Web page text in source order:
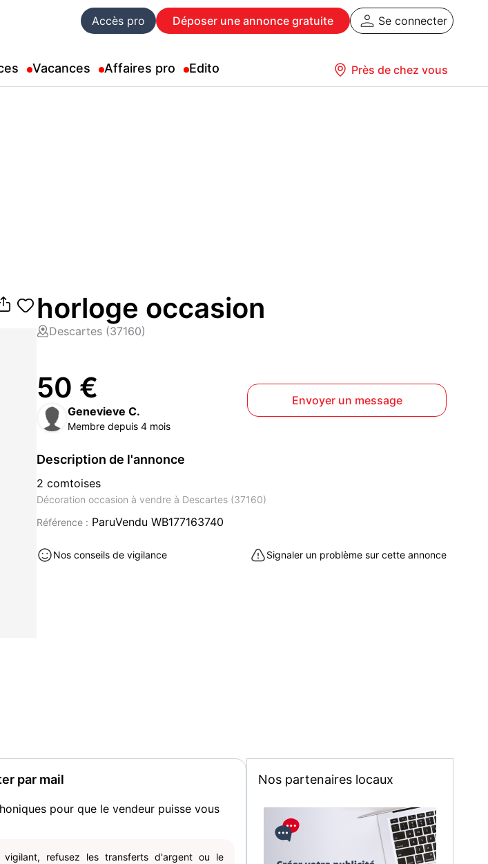
Accès pro Déposer une annonce gratuite Se connecter
Vacances Affaires pro Edito Près de chez vous
horloge occasion
Descartes (37160)
50 €
Genevieve C.
Membre depuis 4 mois
Envoyer un message
Description de l'annonce
2 comtoises
Décoration occasion à vendre à Descartes (37160)
Référence : ParuVendu WB177163740
Nos conseils de vigilance Signaler un problème sur cette annonce
par mail
pour que le vendeur puisse vous
vigilant, refusez les transferts d'argent ou le
Nos partenaires locaux